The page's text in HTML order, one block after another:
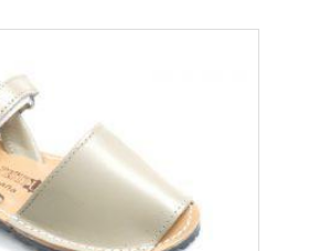
y durabilidad, al mejor
de velcro es el ideal,
no están reñidas, combinan
de ropa y tenemos un gran
la talla 20 a la 34. Debes
las tallas no son muy
dudas entre dos número,
grande